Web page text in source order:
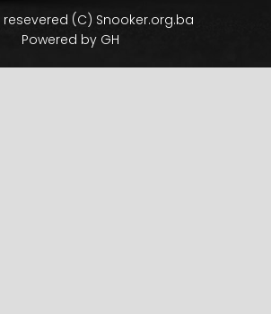
resevered (C) Snooker.org.ba
Powered by GH